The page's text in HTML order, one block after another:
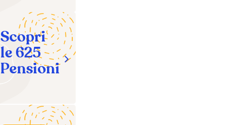
Scopri
le 625
Pensioni